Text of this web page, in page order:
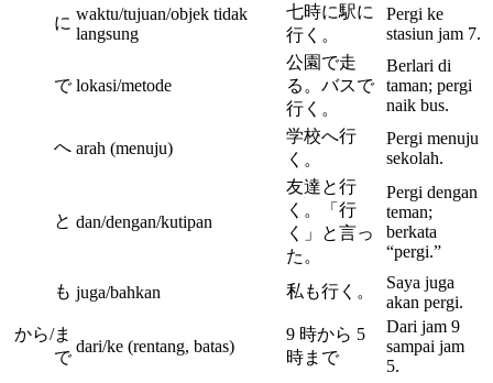
に waktu/tujuan/objek tidak
langsung
七時に駅に
行く。
Pergi ke
stasiun jam 7.
で lokasi/metode
公園で走
る。バスで
行く。
Berlari di
taman; pergi
naik bus.
へ arah (menuju)
学校へ行
く。
Pergi menuju
sekolah.
と dan/dengan/kutipan
友達と行
く。「行
く」と言っ
た。
Pergi dengan
teman;
berkata
“pergi.”
も juga/bahkan 私も行く。
Saya juga
akan pergi.
から/ま
で
dari/ke (rentang, batas)
9 時から 5
時まで
Dari jam 9
sampai jam
5.